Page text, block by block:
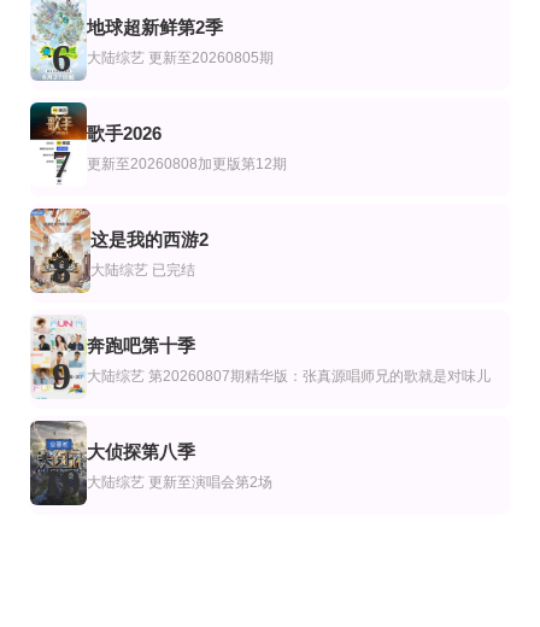
6
地球超新鲜第2季
大陆综艺 更新至20260805期
7
歌手2026
更新至20260808加更版第12期
8
这是我的西游2
大陆综艺 已完结
9
奔跑吧第十季
大陆综艺 第20260807期精华版：张真源唱师兄的歌就是对味儿
10
大侦探第八季
大陆综艺 更新至演唱会第2场